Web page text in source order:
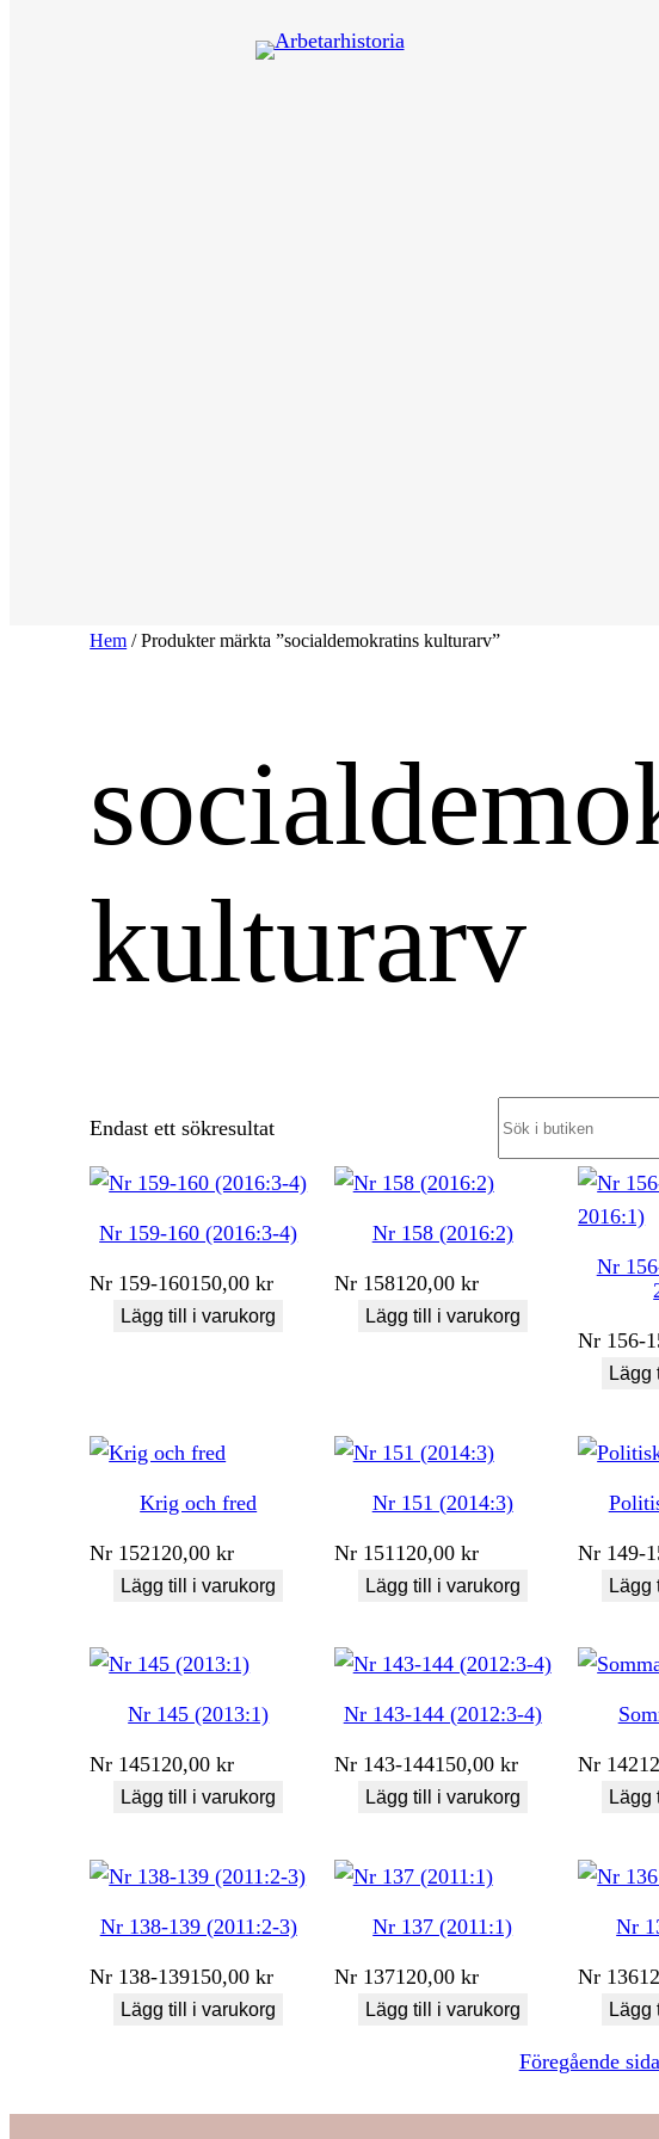
Hem / Produkter märkta ”socialdemokratins kulturarv”
kulturarv
Endast ett sökresultat
Nr 159-160 (2016:3-4)
Nr 159-160150,00kr
Lägg till i varukorg
Nr 158 (2016:2)
Nr 158120,00 kr
Lägg till i varukorg
Nr
Nr 156-
Lägg
Krig och fred
Nr 152120,00kr
Lägg till i varukorg
Nr 151 (2014:3)
Nr 151 120,00 kr
Lägg till i varukorg
Nr 149-
Lägg
Nr 145 (2013:1)
Nr 145120,00kr
Lägg till i varukorg
Nr 143-144 (2012:3-4)
Nr 143-144150,00 kr
Lägg till i varukorg
Nr 142
Lägg
Nr 138-139 (2011:2-3)
Nr 138-139150,00kr
Lägg till i varukorg
Nr 137 (2011:1)
Nr 137120,00 kr
Lägg till i varukorg
Nr
Nr 136
Lägg
Föregående sida